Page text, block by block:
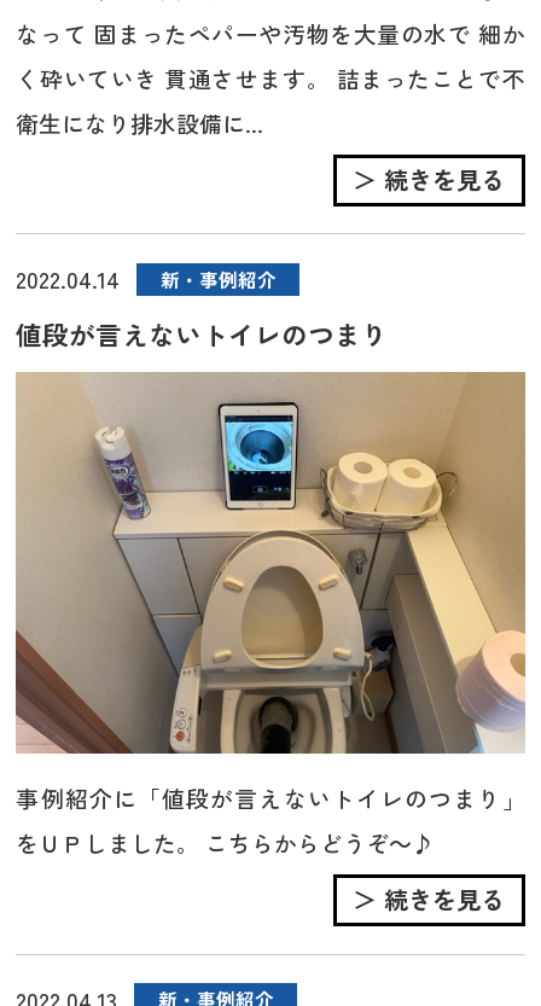
なって 固まったペパーや汚物を大量の水で 細か
く砕いていき 貫通させます。 詰まったことで不
衛生になり排水設備に...
＞ 続きを見る
2022.04.14 新・事例紹介
値段が言えないトイレのつまり
事例紹介に「値段が言えないトイレのつまり」
をＵＰしました。 こちらからどうぞ～♪
＞ 続きを見る
2022.04.13 新・事例紹介